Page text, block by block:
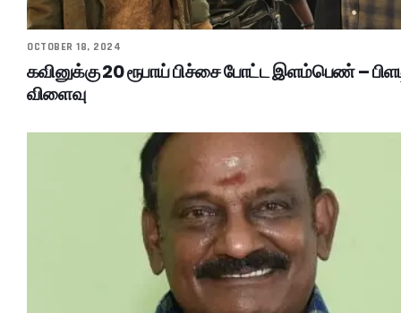
OCTOBER 18, 2024
கவினுக்கு 20 ரூபாய் பிச்சை போட்ட இளம்பெண் –
விளைவு